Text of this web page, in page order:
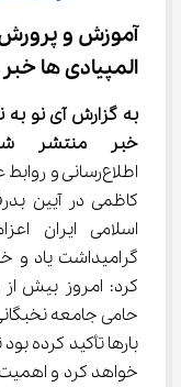
آموزش و پرورش
المپیادی ها
به گزارش آی نو
خبر منتشر شده در
اطلاع‌رسانی و
کاظمی در آیین
اسلامی ایران
بارها تأکید کرده